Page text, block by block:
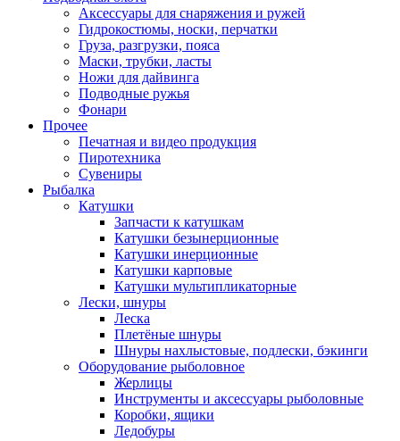
Аксессуары для снаряжения и ружей
Гидрокостюмы, носки, перчатки
Груза, разгрузки, пояса
Маски, трубки, ласты
Ножи для дайвинга
Подводные ружья
Фонари
Прочее
Печатная и видео продукция
Пиротехника
Сувениры
Рыбалка
Катушки
Запчасти к катушкам
Катушки безынерционные
Катушки инерционные
Катушки карповые
Катушки мультипликаторные
Лески, шнуры
Леска
Плетёные шнуры
Шнуры нахлыстовые, подлески, бэкинги
Оборудование рыболовное
Жерлицы
Инструменты и аксессуары рыболовные
Коробки, ящики
Ледобуры